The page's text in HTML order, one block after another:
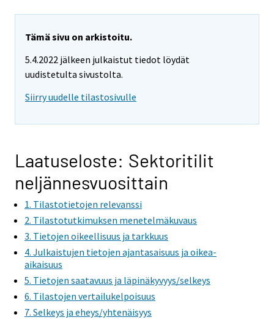
Tämä sivu on arkistoitu.
5.4.2022 jälkeen julkaistut tiedot löydät
uudistetulta sivustolta.
Siirry uudelle tilastosivulle
Laatuseloste: Sektoritilit
neljännesvuosittain
1. Tilastotietojen relevanssi
2. Tilastotutkimuksen menetelmäkuvaus
3. Tietojen oikeellisuus ja tarkkuus
4. Julkaistujen tietojen ajantasaisuus ja oikea-
aikaisuus
5. Tietojen saatavuus ja läpinäkyvyys/selkeys
6. Tilastojen vertailukelpoisuus
7. Selkeys ja eheys/yhtenäisyys